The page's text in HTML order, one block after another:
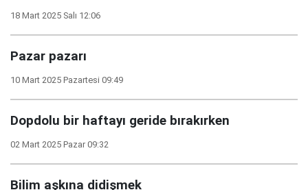
18 Mart 2025 Salı 12:06
Pazar pazarı
10 Mart 2025 Pazartesi 09:49
Dopdolu bir haftayı geride bırakırken
02 Mart 2025 Pazar 09:32
Bilim aşkına didişmek